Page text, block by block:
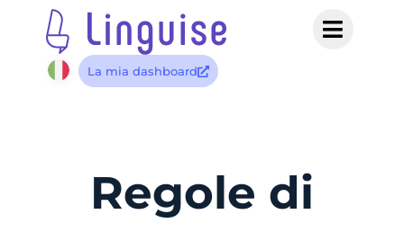
La mia dashboard
Regole di